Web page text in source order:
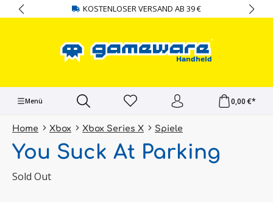
springen KOSTENLOSER VERSAND AB 39 €
Menü 0,00 €*
Home Xbox Xbox Series X Spiele
You Suck At Parking
Sold Out